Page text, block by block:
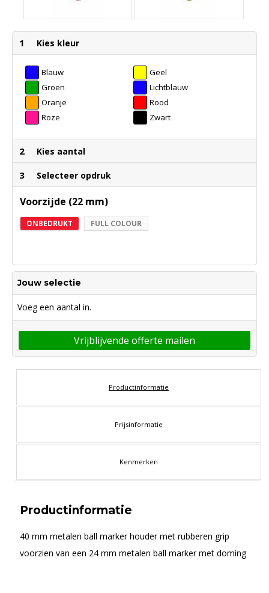
1 Kies kleur
Blauw
Geel
Groen
Lichtblauw
Oranje
Rood
Roze
Zwart
2 Kies aantal
3 Selecteer opdruk
Voorzijde (22 mm)
ONBEDRUKT FULL COLOUR
Jouw selectie
Voeg een aantal in.
Vrijblijvende offerte mailen
Productinformatie
Prijsinformatie
Kenmerken
Productinformatie
40 mm metalen ball marker houder met rubberen grip
voorzien van een 24 mm metalen ball marker met doming